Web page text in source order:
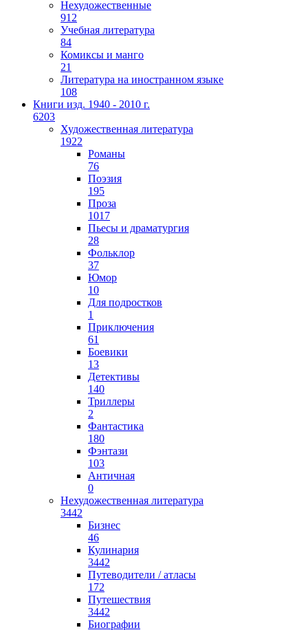
Нехудожественные
912
Учебная литература
84
Комиксы и манго
21
Литература на иностранном языке
108
Книги изд. 1940 - 2010 г.
6203
Художественная литература
1922
Романы
76
Поэзия
195
Проза
1017
Пьесы и драматургия
28
Фольклор
37
Юмор
10
Для подростков
1
Приключения
61
Боевики
13
Детективы
140
Триллеры
2
Фантастика
180
Фэнтази
103
Античная
0
Нехудожественная литература
3442
Бизнес
46
Кулинария
3442
Путеводители / атласы
172
Путешествия
3442
Биографии